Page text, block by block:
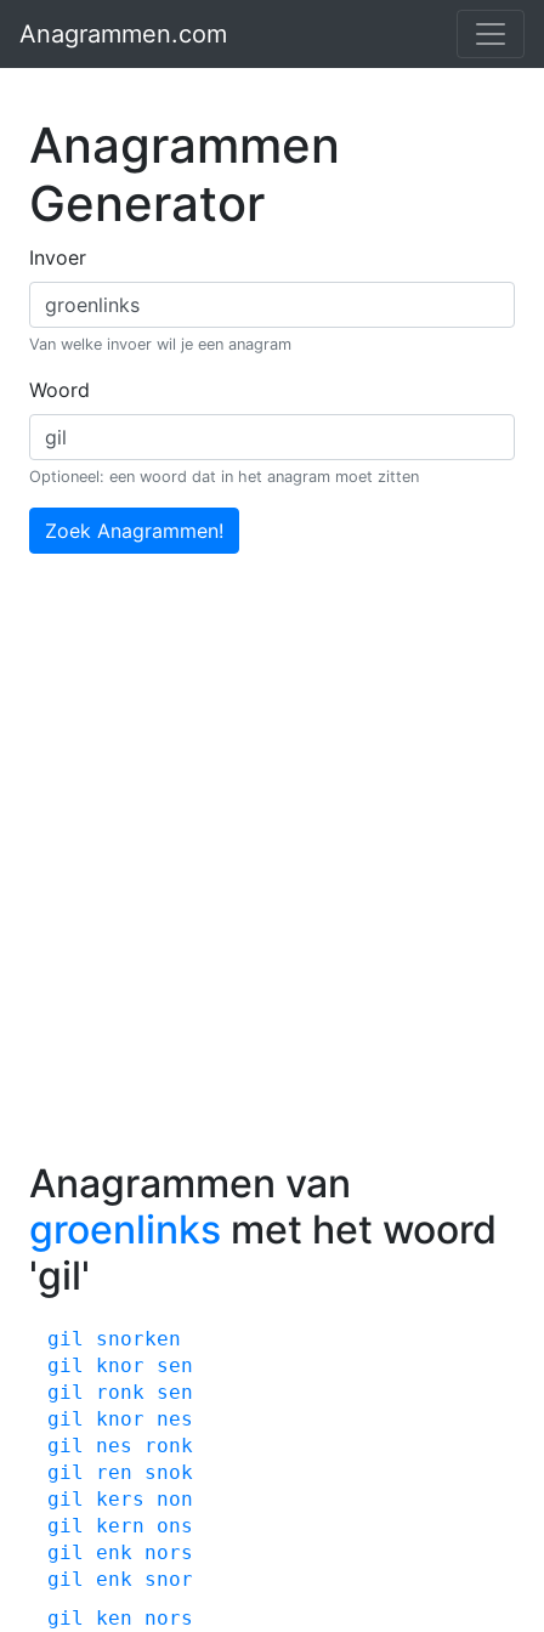
Anagrammen
Generator
Invoer
Van welke invoer wil je een anagram
Woord
Optioneel: een woord dat in het anagram moet zitten
Zoek Anagrammen!
Anagrammen van
groenlinks met het woord
'gil'
gil
snorken
gil
knor
sen
gil
ronk sen
gil
knor
nes
gil
nes
ronk
gil
ren
snok
gil
kers
non
gil
kern
ons
gil
enk nors
gil
enk snor
gil
ken nors
Anagrammen.com